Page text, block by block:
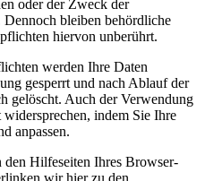
oder der Zweck der
bleiben behördliche
hiervon unberührt.
werden Ihre Daten
gesperrt und nach Ablauf der
gelöscht. Auch der Verwendung
indem Sie Ihre
anpassen.
Hilfeseiten Ihres Browser-
wir hier zu den